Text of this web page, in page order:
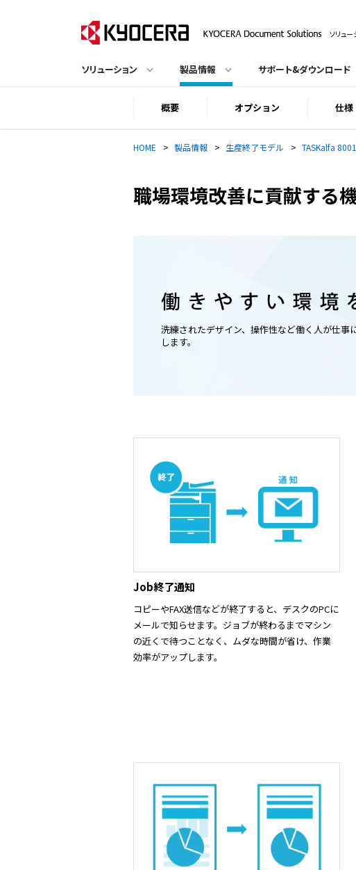
ソリュー
ソリューション 製品情報 サポート&ダウンロード
概要 オプション 仕様
HOME > 製品情報 > 生産終了モデル > TASKalfa
職場環境改善に貢献する
洗練されたデザイン、操作性など働く人が仕事
します。
Job終了通知
コピーやFAX送信などが終了すると、デスクのPCに
メールで知らせます。ジョブが終わるまでマシン
の近くで待つことなく、ムダな時間が省け、作業
効率がアップします。